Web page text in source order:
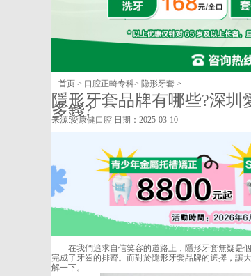
首页 > 口腔正畸专科> 隐形牙套 >
隱形牙套品牌有哪些?深
多錢?
来源:愛康健口腔 日期：2025-03-10
在我們追求自信笑容的道路上，隱形牙套無疑是個
完成了牙齒的排齊。而對於隱形牙套品牌的選擇，讓
解一下。